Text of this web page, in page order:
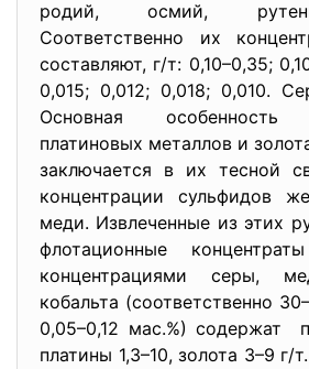
родий, осмий,
Соответственно их
составляют, г/т: 0,10–0,35;
0,015; 0,012; 0,018; 0,010.
Основная особенность
платиновых металлов и
заключается в их тесной
концентрации сульфидов
меди. Извлеченные из этих
флотационные
концентрациями серы,
кобальта (соответственно
0,05–0,12 мас.%) содержат
платины 1,3–10, золота 3–9 г/